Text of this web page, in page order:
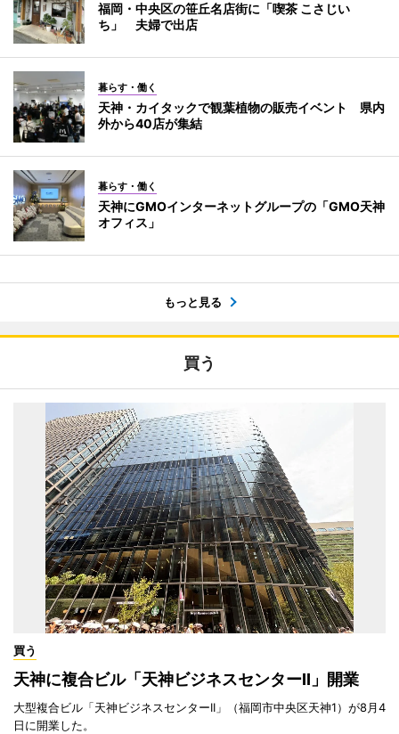
福岡・中央区の笹丘名店街に「喫茶 こさじい
ち」 夫婦で出店
暮らす・働く
天神・カイタックで観葉植物の販売イベント 県内
外から40店が集結
暮らす・働く
天神にGMOインターネットグループの「GMO天神
オフィス」
もっと見る
買う
買う
天神に複合ビル「天神ビジネスセンターII」開業
大型複合ビル「天神ビジネスセンターII」（福岡市中央区天神1）が8月4
日に開業した。